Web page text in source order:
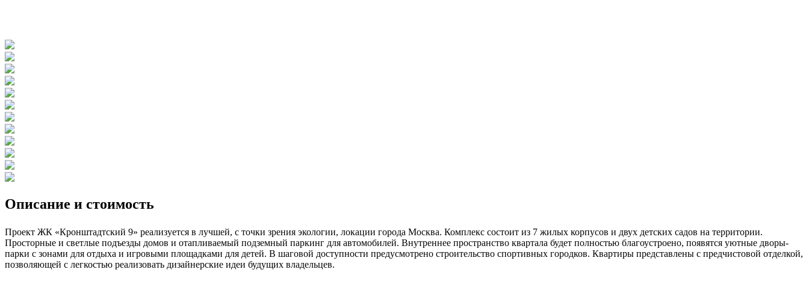
Описание и стоимость
Проект ЖК «Кронштадтский 9» реализуется в лучшей, с точки зрения экологии, локации города Москва. Комплекс состоит из 7 жилых корпусов и двух детских садов на территории.
Просторные и светлые подъезды домов и отапливаемый подземный паркинг для автомобилей. Внутреннее пространство квартала будет полностью благоустроено, появятся уютные дворы-
парки с зонами для отдыха и игровыми площадками для детей. В шаговой доступности предусмотрено строительство спортивных городков. Квартиры представлены с предчистовой отделкой,
позволяющей с легкостью реализовать дизайнерские идеи будущих владельцев.